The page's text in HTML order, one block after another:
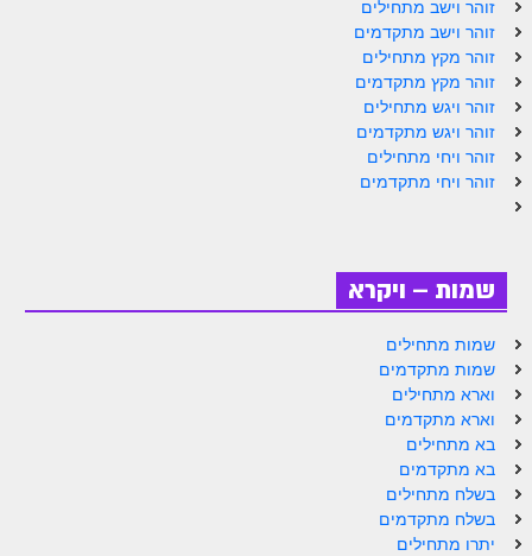
הזוהר הקדוש וישלח מתקדמים
הזוהר הקדוש וישב מתחילים
הזוהר הקדוש וישב מתקדמים
הזוהר הקדוש מקץ מתחילים
הזוהר הקדוש ויגש מתקדמים
הזוהר הקדוש ויחי מתחילים
הזוהר הקדוש ויחי מתקדמים
ספר הזוהר – שמות
הזוהר הקדוש שמות מתחילים
הזוהר הקדוש שמות מתקדמים
זוהר וישב מתחילים
זוהר וישב מתקדמים
זוהר מקץ מתחילים
זוהר מקץ מתקדמים
זוהר ויגש מתחילים
זוהר ויגש מתקדמים
זוהר ויחי מתחילים
זוהר ויחי מתקדמים
שמות – ויקרא
שמות מתחילים
שמות מתקדמים
וארא מתחילים
וארא מתקדמים
בא מתחילים
בא מתקדמים
בשלח מתחילים
בשלח מתקדמים
יתרו מתחילים